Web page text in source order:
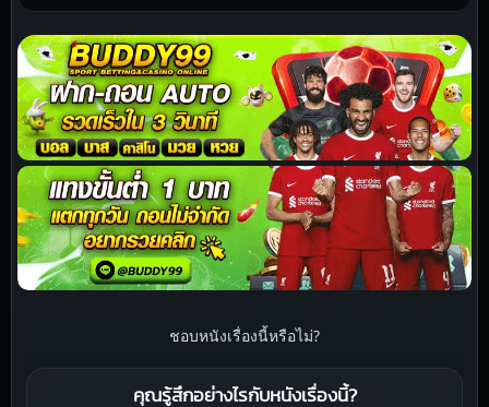
ชอบหนังเรื่องนี้หรือไม่?
คุณรู้สึกอย่างไรกับหนังเรื่องนี้?